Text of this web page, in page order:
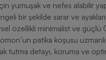
yumuşak ve nefes alabilir
bir şekilde sarar ve
özellikli minimalist ve güçlü
patika koşusu
tutma detayı, koruma ve